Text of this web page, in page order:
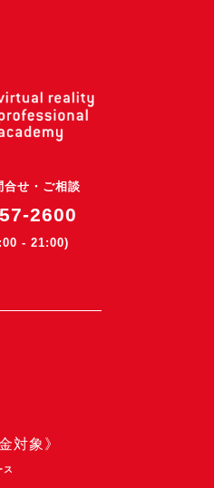
Hub』2025年4月発売
ォーム『MetaLiveStage』2025年
』
Hub』開発中
中
合せ・ご相談
2600
- 21:00)
対象》
ス